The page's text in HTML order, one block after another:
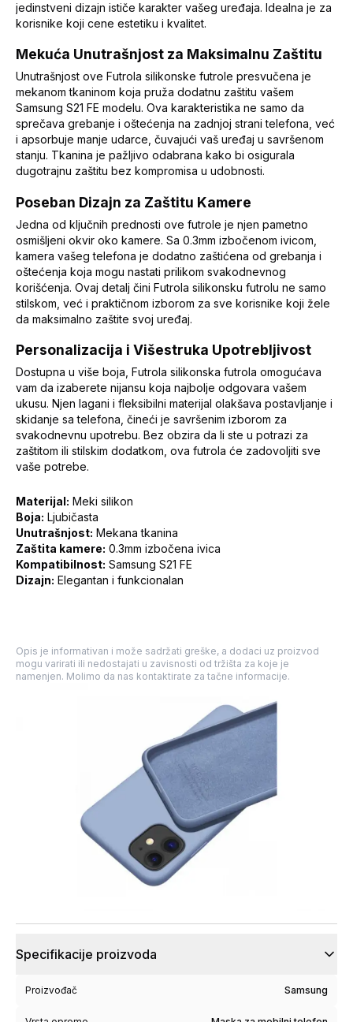
jedinstveni dizajn ističe karakter vašeg uređaja. Idealna je za
korisnike koji cene estetiku i kvalitet.
Mekuća Unutrašnjost za Maksimalnu Zaštitu
Unutrašnjost ove Futrola silikonske futrole presvučena je
mekanom tkaninom koja pruža dodatnu zaštitu vašem
Samsung S21 FE modelu. Ova karakteristika ne samo da
sprečava grebanje i oštećenja na zadnjoj strani telefona, već
i apsorbuje manje udarce, čuvajući vaš uređaj u savršenom
stanju. Tkanina je pažljivo odabrana kako bi osigurala
dugotrajnu zaštitu bez kompromisa u udobnosti.
Poseban Dizajn za Zaštitu Kamere
Jedna od ključnih prednosti ove futrole je njen pametno
osmišljeni okvir oko kamere. Sa 0.3mm izbočenom ivicom,
kamera vašeg telefona je dodatno zaštićena od grebanja i
oštećenja koja mogu nastati prilikom svakodnevnog
korišćenja. Ovaj detalj čini Futrola silikonsku futrolu ne samo
stilskom, već i praktičnom izborom za sve korisnike koji žele
da maksimalno zaštite svoj uređaj.
Personalizacija i Višestruka Upotrebljivost
Dostupna u više boja, Futrola silikonska futrola omogućava
vam da izaberete nijansu koja najbolje odgovara vašem
ukusu. Njen lagani i fleksibilni materijal olakšava postavljanje i
skidanje sa telefona, čineći je savršenim izborom za
svakodnevnu upotrebu. Bez obzira da li ste u potrazi za
zaštitom ili stilskim dodatkom, ova futrola će zadovoljiti sve
vaše potrebe.
Materijal: Meki silikon
Boja: Ljubičasta
Unutrašnjost: Mekana tkanina
Zaštita kamere: 0.3mm izbočena ivica
Kompatibilnost: Samsung S21 FE
Dizajn: Elegantan i funkcionalan
Opis je informativan i može sadržati greške, a dodaci uz proizvod
mogu varirati ili nedostajati u zavisnosti od tržišta za koje je
namenjen. Molimo da nas kontaktirate za tačne informacije.
Specifikacije proizvoda
Proizvođač Samsung